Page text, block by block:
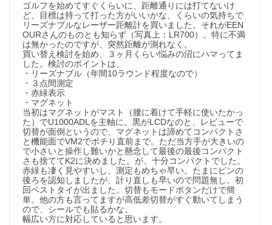
ゴルフを始めてすぐくらいに、距離通りには打てないけ
ど、目標は持って打った方がいいかな、くらいの気持ちで
リーズナブルなレーザー距離計を買いました。それがEEN
OURさんのものとも知らず（写真上：LR700）。特に不満
は無かったのですが、突然距離が測れなく。
買い替え検討を始め、３ヶ月くらい悩みの沼にハマってま
した。検討のポイントは、
・リーズナブル（年間10ラウンド程度なので）
・３点間測定
・赤緑表示
・マグネット
当初はマグネットがマスト（腰に着けて手軽に使いたかっ
た）でU1000ADLを主軸に。黒がLCDなのと、レビューで
切替が面倒というので、マグネットは諦めてコンパクトさ
と機能面でVM2でポチり直前まで。ただ当方手が大きいの
で小さいと操作し難いかと懸念して最後の最後コンパクト
さも捨ててK2に決めました。が、十分コンパクトでした。
赤緑も凄く見やすいし、測定もめちゃ早い。たまにピンの
後ろを認知しましたが、計り直しも早いので問題無し。初
回ベストタイが出ました。切替もモードボタンだけで簡
単。他の方も言ってますが高低差切替がすぐ動いてしまう
ので、シールでも貼るかな。
幅広い方に対応していると思います。